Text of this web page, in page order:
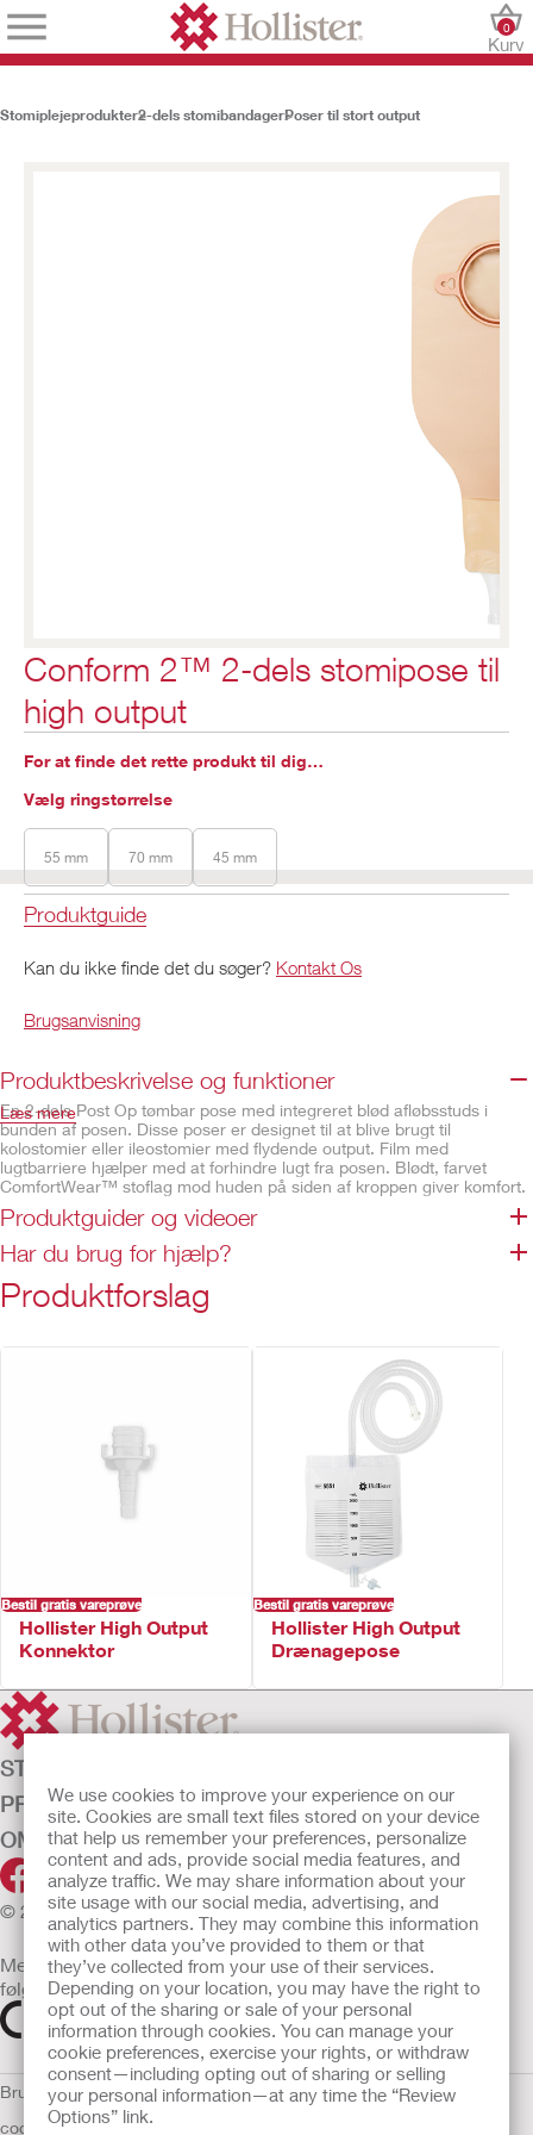
We use cookies to improve your experience on our
site. Cookies are small text files stored on your device
that help us remember your preferences, personalize
content and ads, provide social media features, and
analyze traffic. We may share information about your
site usage with our social media, advertising, and
analytics partners. They may combine this information
with other data you’ve provided to them or that
they’ve collected from your use of their services.
Depending on your location, you may have the right to
opt out of the sharing or sale of your personal
information through cookies. You can manage your
cookie preferences, exercise your rights, or withdraw
consent—including opting out of sharing or selling
your personal information—at any time the “Review
Options” link.
Kurv
0
Stomiplejeprodukter2-dels stomibandagerPoser til stort output
Conform 2™ 2-dels stomipose til
high output
For at finde det rette produkt til dig…
Vælg ringstørrelse
55 mm 70 mm 45 mm
Produktguide
Kan du ikke finde det du søger? Kontakt Os
Brugsanvisning
Produktbeskrivelse og funktioner
En 2-dels Post Op tømbar pose med integreret blød afløbsstuds i
bunden af posen. Disse poser er designet til at blive brugt til
kolostomier eller ileostomier med flydende output. Film med
lugtbarriere hjælper med at forhindre lugt fra posen. Blødt, farvet
ComfortWear™ stoflag mod huden på siden af kroppen giver komfort.
Beskrivelse og specifikationer
Tømbar pose med blød udløbsventil
luftgennemstrømning og neutralisering af lugt fra posen
indikerer, at systemet er sikkert låst
Integrerede bælteører for nem fastgørelse af et stomibælte
Læs mere
Produktguider og videoer
Har du brug for hjælp?
Produktforslag
Bestil gratis vareprøve
Hollister High Output
Konnektor
Bestil gratis vareprøve
Hollister High Output
Drænagepose
STOMIPLEJE
PRODUKTER
OM OS
© 2026 Hollister Incorporated
Medicinsk udstyr, der sælges i EU, er mærket med et af
følgende symboler
Brugsvilkår Politik om beskyttelse af personlige oplysningerBrug af
cookiesEU Whistleblower Notice